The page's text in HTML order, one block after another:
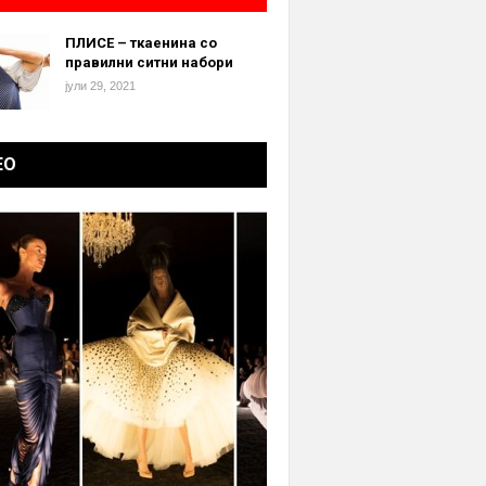
ПЛИСЕ – ткаенина со
правилни ситни набори
јули 29, 2021